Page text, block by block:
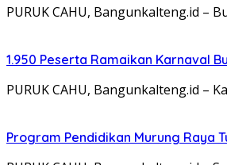
PURUK CAHU, Bangunkalteng.id –
1.950 Peserta Ramaikan Karnaval
PURUK CAHU, Bangunkalteng.id –
Program Pendidikan Murung Raya